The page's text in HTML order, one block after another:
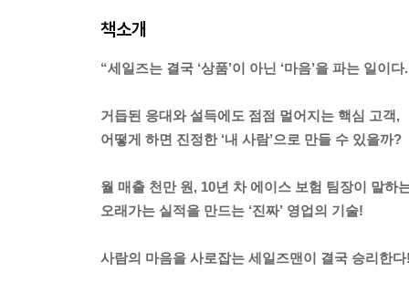
책소개
“세일즈는 결국 ‘상품’이 아닌 ‘마음’을 파는 일이다
거듭된 응대와 설득에도 점점 멀어지는 핵심 고객,
어떻게 하면 진정한 ‘내 사람’으로 만들 수 있을까?
월 매출 천만 원, 10년 차 에이스 보험 팀장이 말하
오래가는 실적을 만드는 ‘진짜’ 영업의 기술!
사람의 마음을 사로잡는 세일즈맨이 결국 승리한